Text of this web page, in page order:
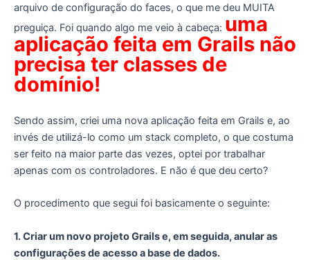
arquivo de configuração do faces, o que me deu MUITA
preguiça. Foi quando algo me veio à cabeça: uma
aplicação feita em Grails não
precisa ter classes de
domínio!
Sendo assim, criei uma nova aplicação feita em Grails e, ao
invés de utilizá-lo como um stack completo, o que costuma
ser feito na maior parte das vezes, optei por trabalhar
apenas com os controladores. E não é que deu certo?
O procedimento que segui foi basicamente o seguinte:
1. Criar um novo projeto Grails e, em seguida, anular as
configurações de acesso a base de dados.